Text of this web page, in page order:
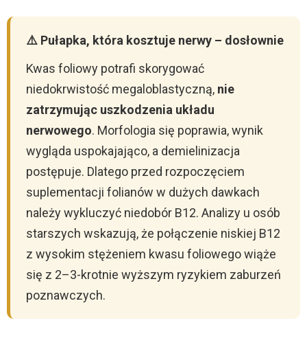
⚠️ Pułapka, która kosztuje nerwy – dosłownie
Kwas foliowy potrafi skorygować
niedokrwistość megaloblastyczną, nie
zatrzymując uszkodzenia układu
nerwowego. Morfologia się poprawia, wynik
wygląda uspokajająco, a demielinizacja
postępuje. Dlatego przed rozpoczęciem
suplementacji folianów w dużych dawkach
należy wykluczyć niedobór B12. Analizy u osób
starszych wskazują, że połączenie niskiej B12
z wysokim stężeniem kwasu foliowego wiąże
się z 2–3-krotnie wyższym ryzykiem zaburzeń
poznawczych.